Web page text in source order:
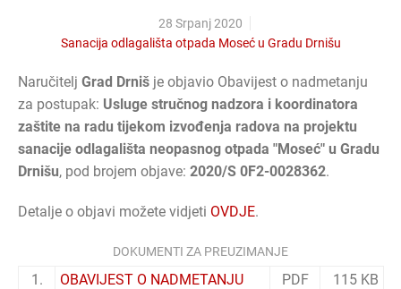
28 Srpanj 2020
Sanacija odlagališta otpada Moseć u Gradu Drnišu
Naručitelj Grad Drniš je objavio Obavijest o nadmetanju
za postupak: Usluge stručnog nadzora i koordinatora
zaštite na radu tijekom izvođenja radova na projektu
sanacije odlagališta neopasnog otpada "Moseć" u Gradu
Drnišu, pod brojem objave: 2020/S 0F2-0028362.
Detalje o objavi možete vidjeti OVDJE.
DOKUMENTI ZA PREUZIMANJE
1. OBAVIJEST O NADMETANJU PDF 115 KB